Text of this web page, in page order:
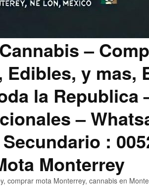
–
Edibles, y mas,
la Republica
–
:
Monterrey
comprar mota Monterrey, cannabis en